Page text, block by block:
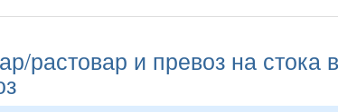
растовар и превоз на стока